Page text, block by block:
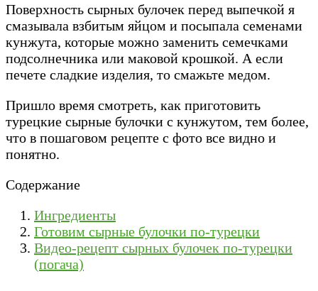
Поверхность сырных булочек перед выпечкой я
смазывала взбитым яйцом и посыпала семенами
кунжута, которые можно заменить семечками
подсолнечника или маковой крошкой. А если
печете сладкие изделия, то смажьте медом.
Пришло время смотреть, как приготовить
турецкие сырные булочки с кунжутом, тем более,
что в пошаговом рецепте с фото все видно и
понятно.
Содержание
Ингредиенты
Готовим сырные булочки по-турецки
Видео-рецепт сырных булочек по-турецки
(погача)